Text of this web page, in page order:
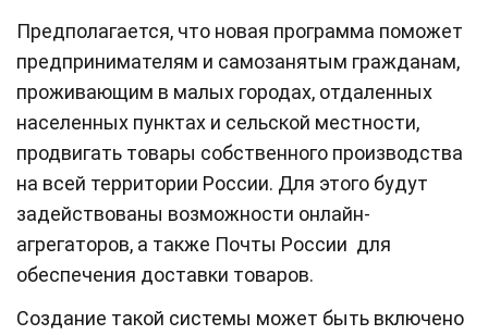
Предполагается, что новая программа поможет
предпринимателям и самозанятым гражданам,
проживающим в малых городах, отдаленных
населенных пунктах и сельской местности,
продвигать товары собственного производства
на всей территории России. Для этого будут
задействованы возможности онлайн-
агрегаторов, а также Почты России для
обеспечения доставки товаров.
Создание такой системы может быть включено